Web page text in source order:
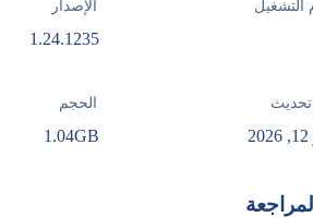
التشغيل الإصدار
1.24.1235
تحديث الحجم
1.04GB
المراجعة